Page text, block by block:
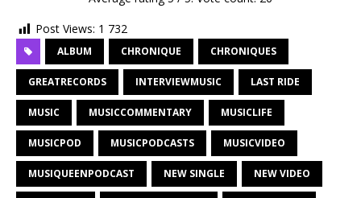
Post Views: 1 732
ALBUM CHRONIQUE CHRONIQUES
GREATRECORDS INTERVIEWMUSIC LAST RIDE
MUSIC MUSICCOMMENTARY MUSICLIFE
MUSICPOD MUSICPODCASTS MUSICVIDEO
MUSIQUEENPODCAST NEW SINGLE NEW VIDEO